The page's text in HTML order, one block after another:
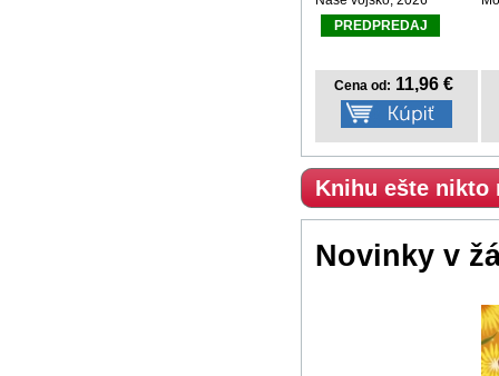
PREDPREDAJ
Cena od: 11,96 €
Knihu ešte nikto
Novinky v